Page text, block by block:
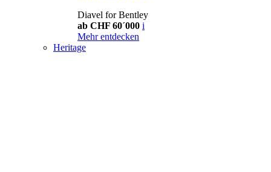
Diavel for Bentley
ab CHF 60´000 i
Mehr entdecken
Heritage